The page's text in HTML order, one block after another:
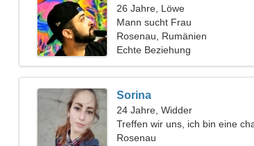
26 Jahre, Löwe
Mann sucht Frau
Rosenau, Rumänien
Echte Beziehung
Sorina
24 Jahre, Widder
Treffen wir uns, ich bin eine
Rosenau